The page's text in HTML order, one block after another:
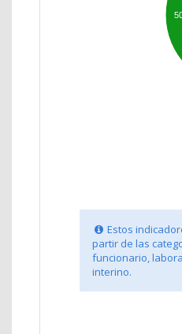
Estos
partir de las
funcionario,
interino.